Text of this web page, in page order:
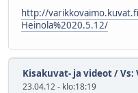
http://
Heinola%2020.5.12/
Kisakuvat- ja videot/Vs:
23.04.12 - klo:18:19